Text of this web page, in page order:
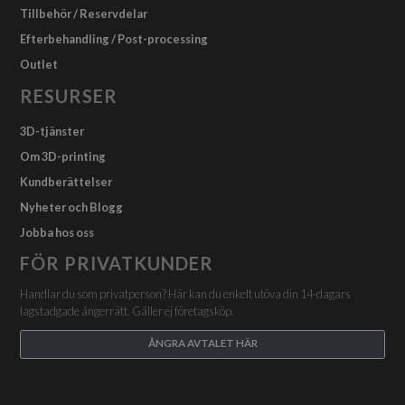
Tillbehör / Reservdelar
Efterbehandling / Post-processing
Outlet
RESURSER
3D-tjänster
Om 3D-printing
Kundberättelser
Nyheter och Blogg
Jobba hos oss
FÖR PRIVATKUNDER
Handlar du som privatperson? Här kan du enkelt utöva din 14-dagars
lagstadgade ångerrätt. Gäller ej företagsköp.
ÅNGRA AVTALET HÄR